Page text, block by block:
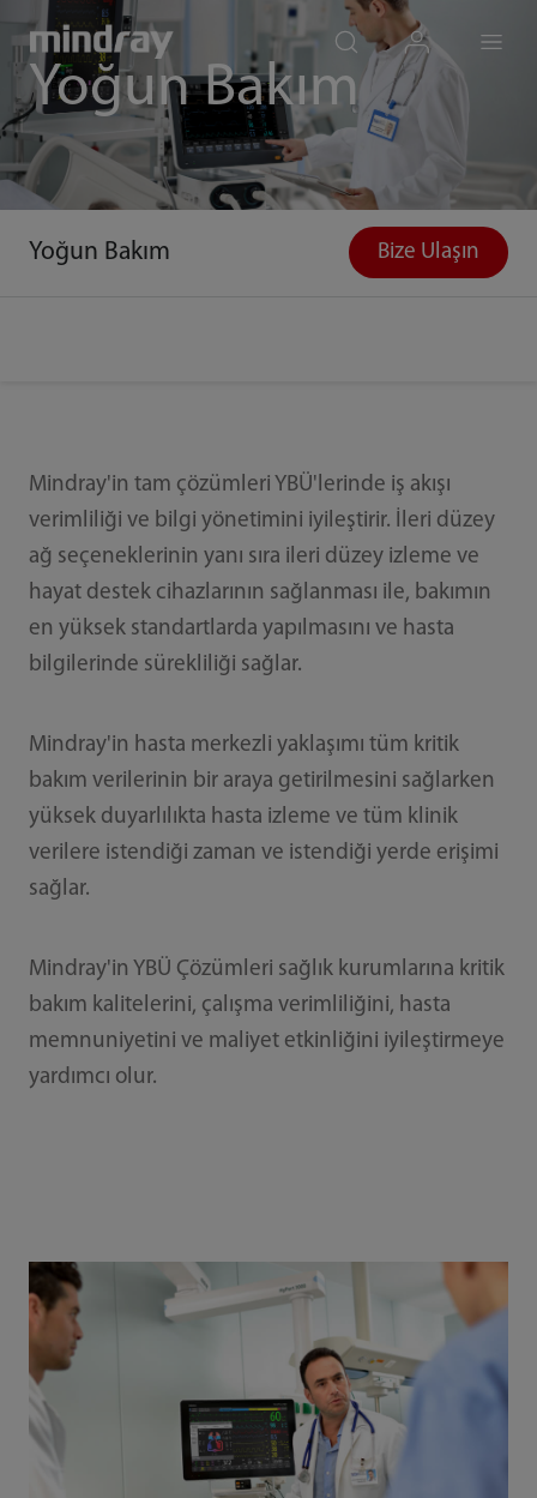
Yoğun Bakım
Yoğun Bakım Bize Ulaşın
Mindray'in tam çözümleri YBÜ'lerinde iş akışı
verimliliği ve bilgi yönetimini iyileştirir. İleri düzey
ağ seçeneklerinin yanı sıra ileri düzey izleme ve
hayat destek cihazlarının sağlanması ile, bakımın
en yüksek standartlarda yapılmasını ve hasta
bilgilerinde sürekliliği sağlar.
Mindray'in hasta merkezli yaklaşımı tüm kritik
bakım verilerinin bir araya getirilmesini sağlarken
yüksek duyarlılıkta hasta izleme ve tüm klinik
verilere istendiği zaman ve istendiği yerde erişimi
sağlar.
Mindray'in YBÜ Çözümleri sağlık kurumlarına kritik
bakım kalitelerini, çalışma verimliliğini, hasta
memnuniyetini ve maliyet etkinliğini iyileştirmeye
yardımcı olur.